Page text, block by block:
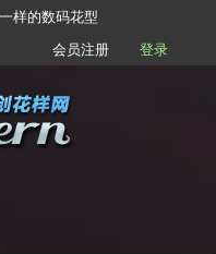
样的数码花型
会员注册
登录